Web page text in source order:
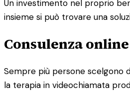
Un investimento nel proprio
insieme si può trovare una
Consulenza
Sempre più persone scelgono
la terapia in videochiamata